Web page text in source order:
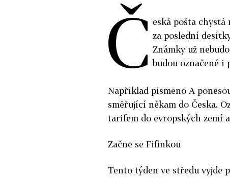
Č eská pošta
za poslední
Známky už
budou označené i
Například písmeno A
směřující někam do Česka.
tarifem do evropských zemí
Začne se Fifinkou
Tento týden ve středu vyjde